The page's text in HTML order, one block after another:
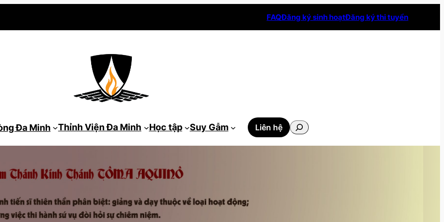
FAQĐăng ký sinh hoạtĐăng ký thi tuyển
Đa Minh Thỉnh Viện Đa Minh Học tập Suy Gẫm Liên hệ
Tìm
kiếm